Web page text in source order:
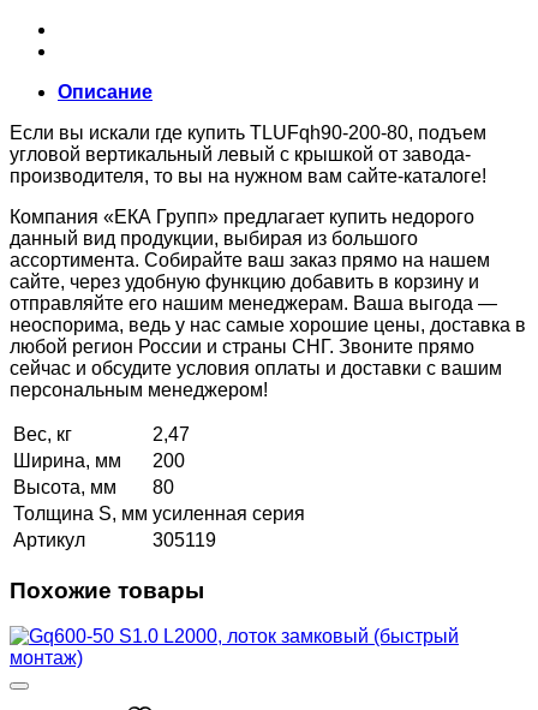
Описание
Если вы искали где купить TLUFqh90-200-80, подъем
угловой вертикальный левый с крышкой от завода-
производителя, то вы на нужном вам сайте-каталоге!
Компания «ЕКА Групп» предлагает купить недорого
данный вид продукции, выбирая из большого
ассортимента. Собирайте ваш заказ прямо на нашем
сайте, через удобную функцию добавить в корзину и
отправляйте его нашим менеджерам. Ваша выгода —
неоспорима, ведь у нас самые хорошие цены, доставка в
любой регион России и страны СНГ. Звоните прямо
сейчас и обсудите условия оплаты и доставки с вашим
персональным менеджером!
Вес, кг
2,47
Ширина, мм
200
Высота, мм
80
Толщина S, мм усиленная серия
Артикул
305119
Похожие товары